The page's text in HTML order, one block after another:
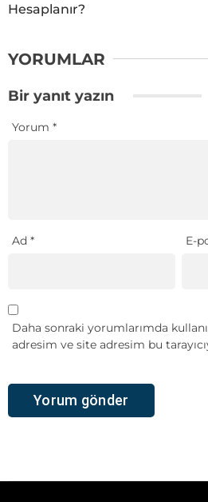
Hesaplanır?
YORUMLAR
Bir yanıt yazın
Yorum *
Ad * E-
Daha sonraki yorumlarımda
adresim ve site adresim bu